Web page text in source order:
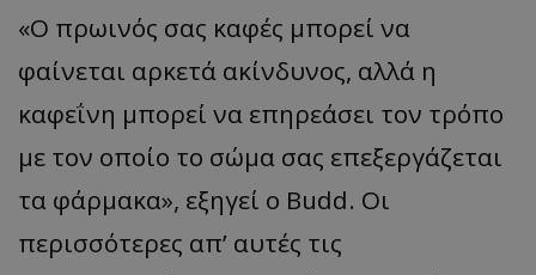
«Ο πρωινός σας καφές μπορεί να
φαίνεται αρκετά ακίνδυνος, αλλά η
καφεΐνη μπορεί να επηρεάσει τον τρόπο
με τον οποίο το σώμα σας επεξεργάζεται
τα φάρμακα», εξηγεί ο Budd. Οι
περισσότερες απ’ αυτές τις